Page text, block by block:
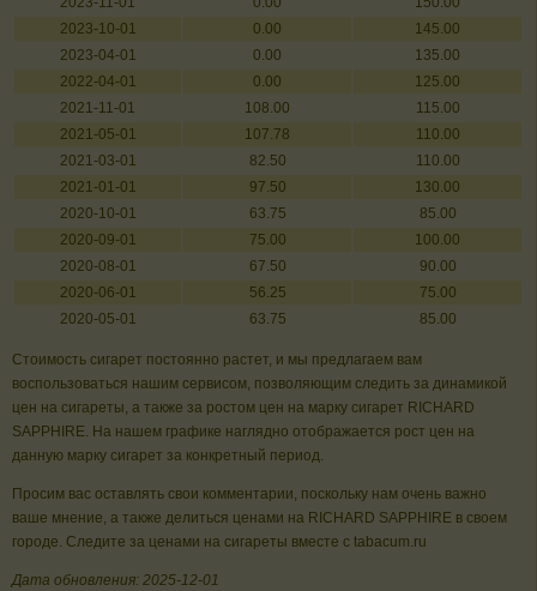
2023-10-01
0.00
145.00
2023-04-01
0.00
135.00
2022-04-01
0.00
125.00
2021-11-01
108.00
115.00
2021-05-01
107.78
110.00
2021-03-01
82.50
110.00
2021-01-01
97.50
130.00
2020-10-01
63.75
85.00
2020-09-01
75.00
100.00
2020-08-01
67.50
90.00
2020-06-01
56.25
75.00
2020-05-01
63.75 85.00
Стоимость сигарет постоянно растет, и мы предлагаем вам
воспользоваться нашим сервисом, позволяющим следить за динамикой
цен на сигареты, а также за ростом цен на марку сигарет RICHARD
SAPPHIRE. На нашем графике наглядно отображается рост цен на
данную марку сигарет за конкретный период.
Просим вас оставлять свои комментарии, поскольку нам очень важно
ваше мнение, а также делиться ценами на RICHARD SAPPHIRE в своем
городе. Следите за ценами на сигареты вместе с tabacum.ru
Дата обновления: 2025-12-01